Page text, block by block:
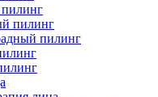
пилинг
пилинг